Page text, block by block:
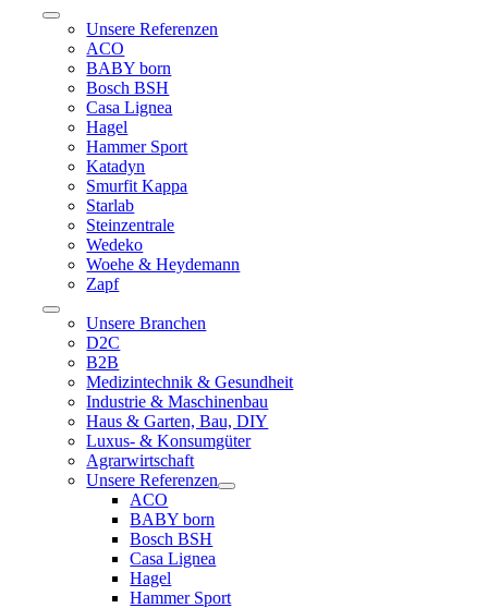
Toggle
Navigation
Unsere Referenzen
ACO
BABY born
Bosch BSH
Casa Lignea
Hagel
Hammer Sport
Katadyn
Smurfit Kappa
Starlab
Steinzentrale
Wedeko
Woehe & Heydemann
Zapf
Toggle
Navigation
Unsere Branchen
D2C
B2B
Medizintechnik & Gesundheit
Industrie & Maschinenbau
Haus & Garten, Bau, DIY
Luxus- & Konsumgüter
Agrarwirtschaft
Unsere Referenzen
ACO
BABY born
Bosch BSH
Casa Lignea
Hagel
Hammer Sport